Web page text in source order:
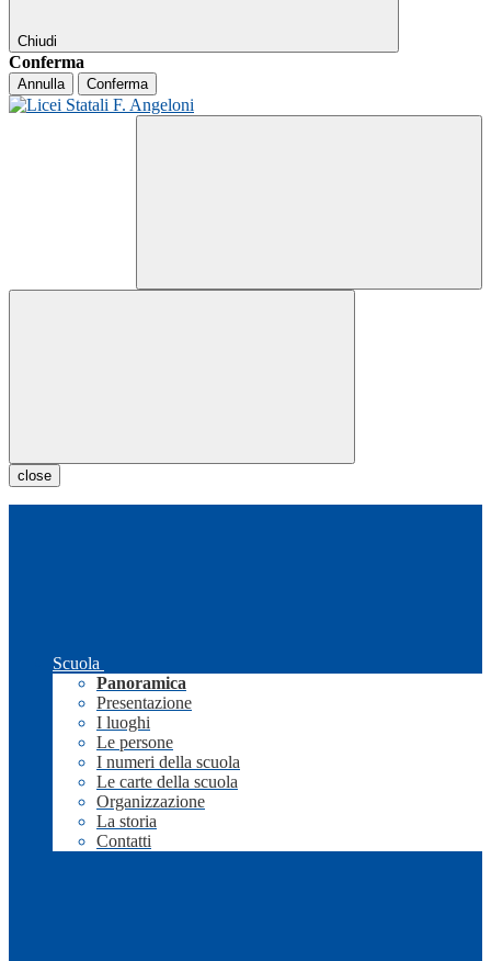
Chiudi
Conferma
Annulla Conferma
close
Scuola
Panoramica
Presentazione
I luoghi
Le persone
I numeri della scuola
Le carte della scuola
Organizzazione
La storia
Contatti